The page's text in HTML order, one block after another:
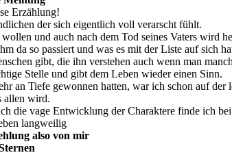
Erzählung!
der sich eigentlich voll verarscht fühlt.
und auch nach dem Tod seines Vaters wird
da so passiert und was es mit der Liste auf sich
gibt, die ihn verstehen auch wenn man
Stelle und gibt dem Leben wieder einen Sinn.
an Tiefe gewonnen hatten, war ich schon auf der
allen wird.
die vage Entwicklung der Charaktere finde ich
langweilig
also von mir